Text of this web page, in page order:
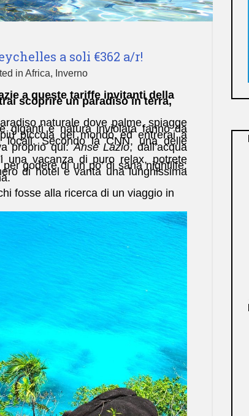
a soli €362 a/r!
in Africa, Inverno
a queste tariffe invitanti della
scoprire un paradiso in terra,
naturale dove palme, spiagge
giganti e natura inviolata fanno da
piccola del mondo ed entrerai a
Secondo la CNN, una delle
proprio qui:Anse Lazio, dall’acqua
vacanza di puro relax, potrete
godere di un po’ di sana nightlife;
di hotel e vanta una lunghissima
fosse alla ricerca di un viaggio in